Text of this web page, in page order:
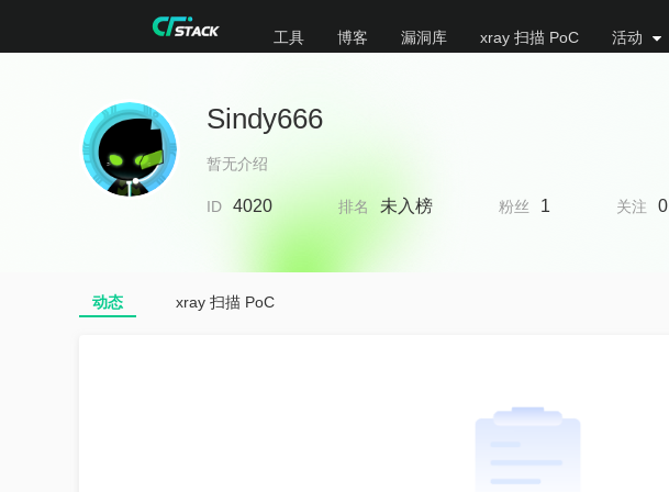
工具 博客 漏洞库 xray 扫描 PoC 活动
Sindy666
暂无介绍
ID 4020 排名 未入榜 粉丝 1 关注 0
动态 xray 扫描 PoC